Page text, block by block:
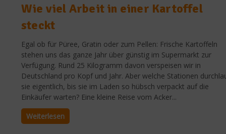
Wie viel Arbeit in einer Kartoffel
steckt
Egal ob für Püree, Gratin oder zum Pellen: Frische Kartoffeln
stehen uns das ganze Jahr über günstig im Supermarkt zur
Verfügung. Rund 25 Kilogramm davon verspeisen wir in
Deutschland pro Kopf und Jahr. Aber welche Stationen
sie eigentlich, bis sie im Laden so hübsch verpackt auf die
Einkäufer warten? Eine kleine Reise vom Acker...
Weiterlesen